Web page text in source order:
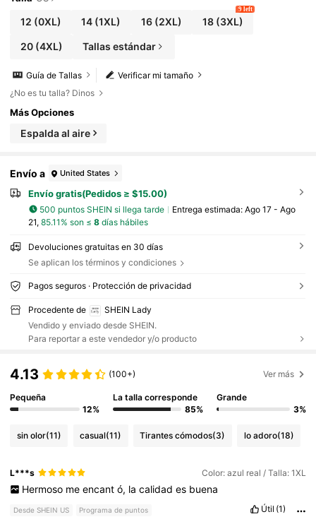
12 (0XL) 14 (1XL) 16(2XL) 18(3XL)
9 left
20(4XL) Tallas estándar
Verificar mi tamaño
Guía de Tallas
¿No es tu talla? Dinos
Más Opciones
Espalda al aire
Envío a United States
Envío gratis(Pedidos ≥ $15.00)
500 puntos SHEIN si llega tarde Entrega estimada: Ago 17 - Ago
21, 85.11% son ≤ 8días hábiles
Devoluciones gratuitas en 30 días
Se aplican los términos y condiciones
Pagos seguros · Protección de privacidad
Procedente de
SHEIN Lady
Vendido y enviado desde SHEIN.
Para reportar a este vendedor y/o producto
4.13 (100+) Ver más
Pequeña
12%
La talla corresponde
85%
Grande
3%
sin olor(11) casual(11) Tirantes cómodos(3) lo adoro(18)
L***s Color: azul real / Talla: 1XL
Hermoso me encant ó, la calidad es buena
Desde SHEIN US Programa de puntos Útil (1)